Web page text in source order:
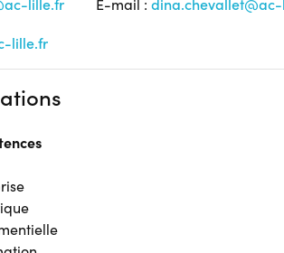
lille.fr
E-mail :
lille.fr